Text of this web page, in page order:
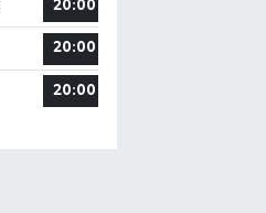
20:00
20:00
20:00